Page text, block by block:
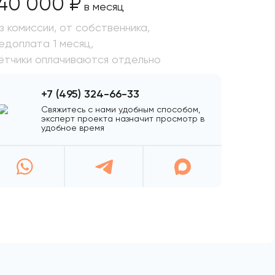
в месяц
комиссии, от собственника,
1 месяц,
оплачиваются отдельно
+7 (495) 324-66-33
Свяжитесь с нами удобным способом,
эксперт проекта назначит просмотр в
удобное время